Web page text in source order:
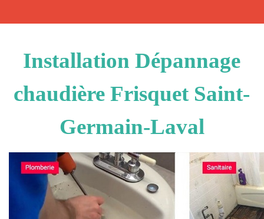
Installation Dépannage
chaudière Frisquet Saint-
Germain-Laval